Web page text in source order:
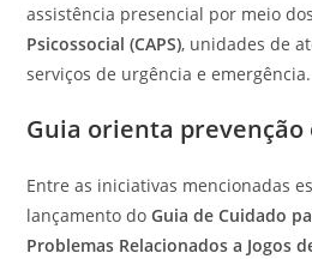
assistência presencial por meio
Psicossocial (CAPS), unidades de
serviços de urgência e emergência.
Guia orienta
Entre as iniciativas mencionadas
lançamento doGuia de Cuidado
Problemas Relacionados a Jogos